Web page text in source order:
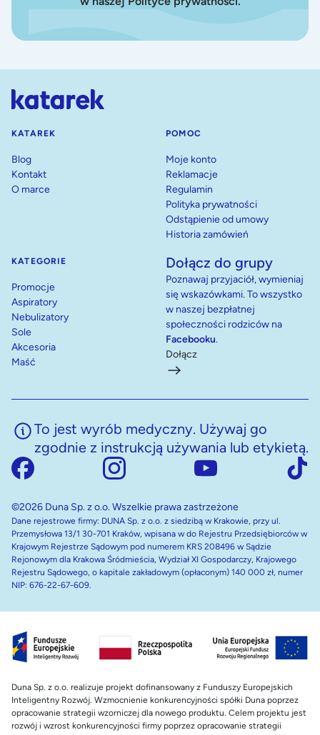
KATAREK
Blog
Kontakt
O marce
POMOC
Moje konto
Reklamacje
Regulamin
Polityka prywatności
Odstąpienie od umowy
Historia zamówień
KATEGORIE
Promocje
Aspiratory
Nebulizatory
Sole
Akcesoria
Maść
Dołącz do grupy
Poznawaj przyjaciół, wymieniaj
się wskazówkami. To wszystko
w naszej bezpłatnej
społeczności rodziców na
Facebooku.
Dołącz
To jest wyrób medyczny. Używaj go
zgodnie z instrukcją używania lub etykietą.
©2026 Duna Sp. z o.o. Wszelkie prawa zastrzeżone
Dane rejestrowe firmy: DUNA Sp. z o.o. z siedzibą w Krakowie, przy ul.
Przemysłowa 13/1 30-701 Kraków, wpisana w do Rejestru Przedsiębiorców w
Krajowym Rejestrze Sądowym pod numerem KRS 208496 w Sądzie
Rejonowym dla Krakowa Śródmieścia, Wydział XI Gospodarczy, Krajowego
Rejestru Sądowego, o kapitale zakładowym (opłaconym) 140 000 zł, numer
NIP: 676-22-67-609.
Duna Sp. z o.o. realizuje projekt dofinansowany z Funduszy Europejskich
Inteligentny Rozwój. Wzmocnienie konkurencyjności spółki Duna poprzez
opracowanie strategii wzorniczej dla nowego produktu. Celem projektu jest
rozwój i wzrost konkurencyjności firmy poprzez opracowanie strategii